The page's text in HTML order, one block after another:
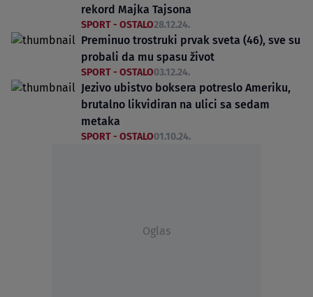
rekord Majka Tajsona
SPORT - OSTALO28.12.24.
Preminuo trostruki prvak sveta (46), sve su
probali da mu spasu život
SPORT - OSTALO03.12.24.
Jezivo ubistvo boksera potreslo Ameriku,
brutalno likvidiran na ulici sa sedam
metaka
SPORT - OSTALO01.10.24.
Oglas